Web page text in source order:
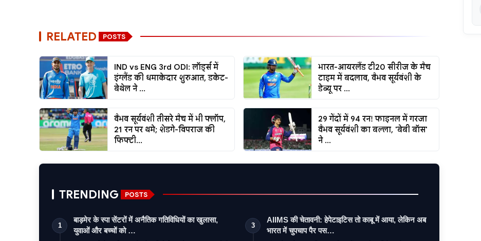
RELATED POSTS
IND vs ENG 3rd ODI: लॉर्ड्स में
इंग्लैंड की धमाकेदार शुरुआत, डकेट-
बेथेल ने ...
भारत-आयरलैंड टी20 सीरीज के मैच
टाइम में बदलाव, वैभव सूर्यवंशी के
डेब्यू पर ...
वैभव सूर्यवंशी तीसरे मैच में भी फ्लॉप,
21 रन पर थमे; शेडगे-विपराज की
फिफ्टी...
29 गेंदों में 94 रन! फाइनल में गरजा
वैभव सूर्यवंशी का बल्ला, 'बेबी बॉस'
ने ...
TRENDING POSTS
1
बाड़मेर के स्पा सेंटरों में अनैतिक गतिविधियों का खुलासा,
युवाओं और बच्चों को …
3
AIIMS की चेतावनी: हेपेटाइटिस तो काबू में आया, लेकिन अब
भारत में चुपचाप पैर पस…